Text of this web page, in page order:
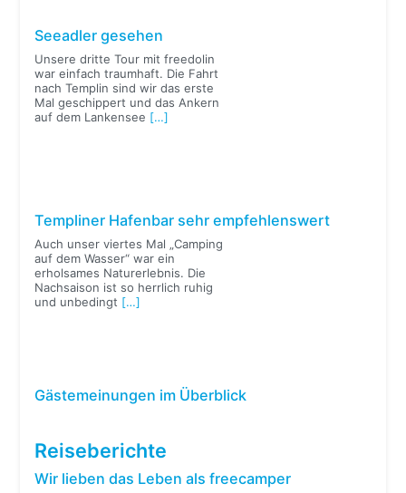
Seeadler gesehen
Unsere dritte Tour mit freedolin
war einfach traumhaft. Die Fahrt
nach Templin sind wir das erste
Mal geschippert und das Ankern
auf dem Lankensee […]
Templiner Hafenbar sehr empfehlenswert
Auch unser viertes Mal „Camping
auf dem Wasser“ war ein
erholsames Naturerlebnis. Die
Nachsaison ist so herrlich ruhig
und unbedingt […]
Gästemeinungen im Überblick
Reiseberichte
Wir lieben das Leben als freecamper